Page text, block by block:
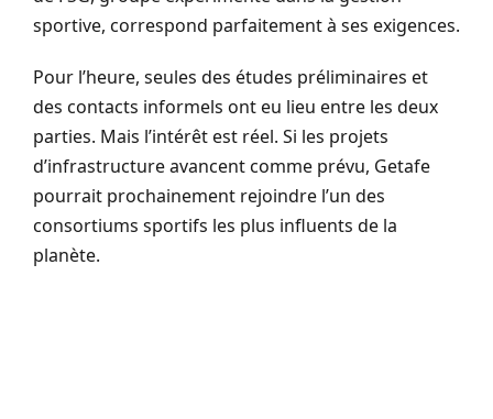
sportive, correspond parfaitement à ses exigences.
Pour l’heure, seules des études préliminaires et
des contacts informels ont eu lieu entre les deux
parties. Mais l’intérêt est réel. Si les projets
d’infrastructure avancent comme prévu, Getafe
pourrait prochainement rejoindre l’un des
consortiums sportifs les plus influents de la
planète.